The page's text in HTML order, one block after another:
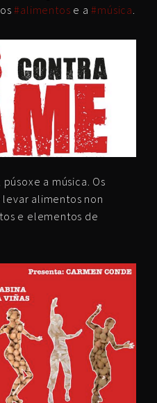
#alimentos e a#música.
a música. Os
alimentos non
e elementos de